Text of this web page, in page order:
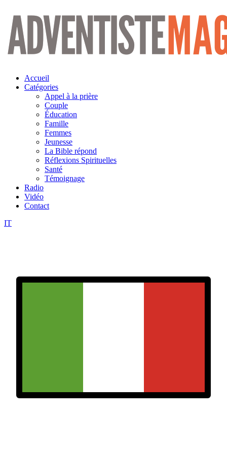
Aller
contenu
Accueil
Catégories
Appel à la prière
Couple
Éducation
Famille
Femmes
Jeunesse
La Bible répond
Réflexions Spirituelles
Santé
Témoignage
Radio
Vidéo
Contact
IT